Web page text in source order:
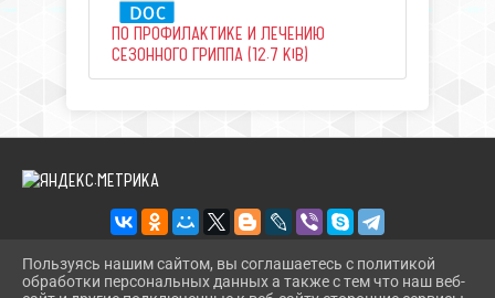
ПО ПРОФИЛАКТИКЕ И ЛЕЧЕНИЮ
СЕЗОННОГО ГРИППА (12.7 KiB)
Пользуясь нашим сайтом, вы соглашаетесь с политикой
обработки персональных данных а также с тем что наш веб-